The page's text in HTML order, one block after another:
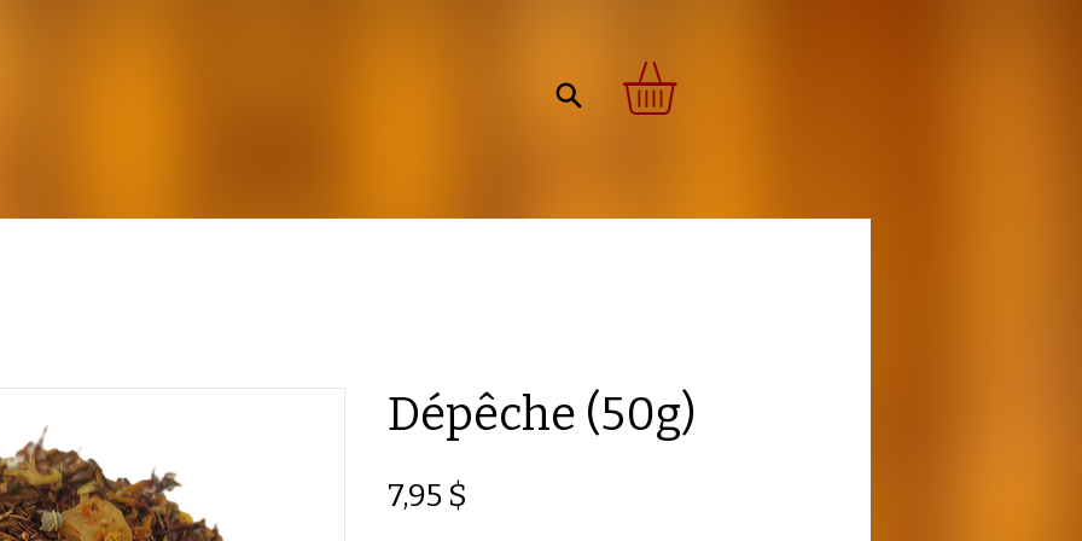
Dépêche (50g)
7,95 $